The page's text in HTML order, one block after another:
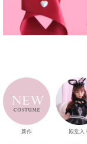
新作 殿堂入